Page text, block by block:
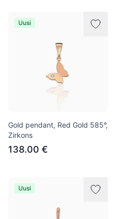
Uusi
Gold pendant, Red Gold 585°,
Zirkons
138.00 €
Uusi